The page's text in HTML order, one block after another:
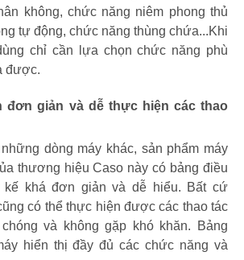
không, chức năng niêm phong thủ
tự động, chức năng thùng chứa...Khi
chỉ cần lựa chọn chức năng phù
được.
đơn giản và dễ thực hiện các thao
dòng máy khác, sản phẩm máy
thương hiệu Caso này có bảng điều
kế khá đơn giản và dễ hiểu. Bất cứ
có thể thực hiện được các thao tác
và không gặp khó khăn. Bảng
hiển thị đầy đủ các chức năng và